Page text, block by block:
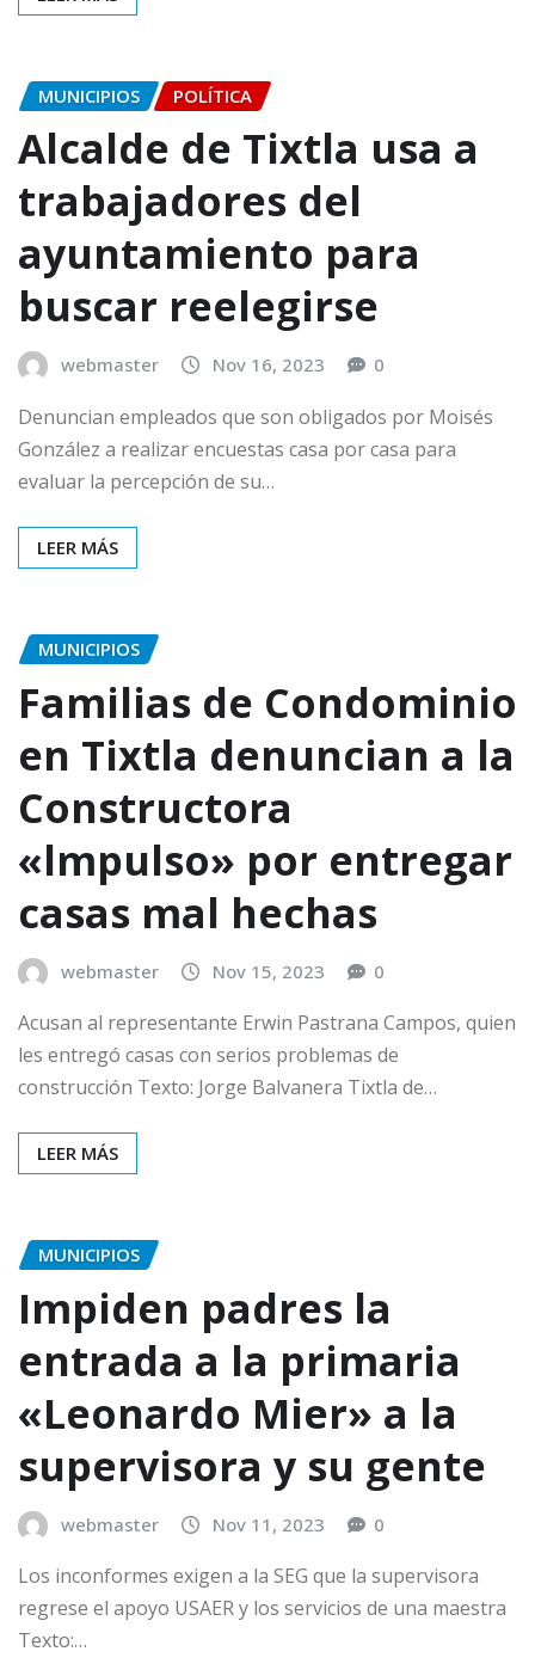
MUNICIPIOS POLÍTICA
Alcalde de Tixtla usa a
trabajadores del
ayuntamiento para
buscar reelegirse
webmaster Nov 16, 2023 0
Denuncian empleados que son obligados por Moisés
González a realizar encuestas casa por casa para
evaluar la percepción de su…
LEER MÁS
MUNICIPIOS
Familias de Condominio
en Tixtla denuncian a la
Constructora
«lmpulso» por entregar
casas mal hechas
webmaster Nov 15, 2023 0
Acusan al representante Erwin Pastrana Campos, quien
les entregó casas con serios problemas de
construcción Texto: Jorge Balvanera Tixtla de…
LEER MÁS
MUNICIPIOS
Impiden padres la
entrada a la primaria
«Leonardo Mier» a la
supervisora y su gente
webmaster Nov 11, 2023 0
Los inconformes exigen a la SEG que la supervisora
regrese el apoyo USAER y los servicios de una maestra
Texto:…